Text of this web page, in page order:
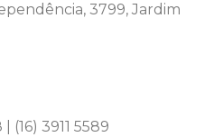
3799, Jardim
| (16) 3911 5589